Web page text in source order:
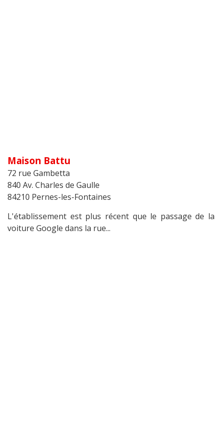
Maison Battu
72 rue Gambetta
840 Av. Charles de Gaulle
84210 Pernes-les-Fontaines
L'établissement est plus récent que le passage de la
voiture Google dans la rue...